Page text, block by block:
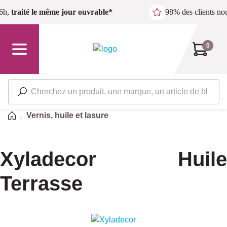
Passer au contenu principal
traité le même jour ouvrable* 98% des clients
0
Accueil
Vernis, huile et lasure
Xyladecor Huile
Terrasse